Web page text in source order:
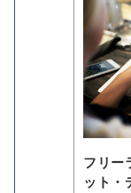
フリー
ット・